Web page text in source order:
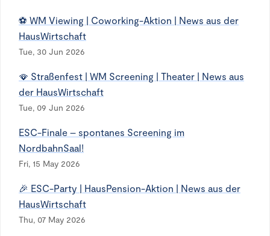
⚽ WM Viewing | Coworking-Aktion | News aus der
HausWirtschaft
Tue, 30 Jun 2026
🪭 Straßenfest | WM Screening | Theater | News aus
der HausWirtschaft
Tue, 09 Jun 2026
ESC-Finale – spontanes Screening im
NordbahnSaal!
Fri, 15 May 2026
🎉 ESC-Party | HausPension-Aktion | News aus der
HausWirtschaft
Thu, 07 May 2026